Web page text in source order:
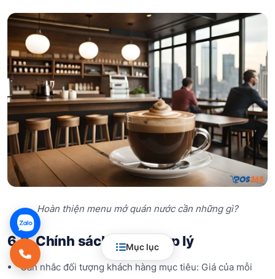
Hoàn thiện menu mở quán nước cần những gì?
6.3. Chính sách giá cả hợp lý
Cân nhắc đối tượng khách hàng mục tiêu: Giá của mỗi
Mục lục